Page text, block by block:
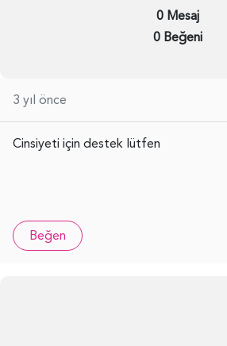
0 Mesaj
0 Beğeni
3 yıl önce
Cinsiyeti için destek lütfen
Beğen